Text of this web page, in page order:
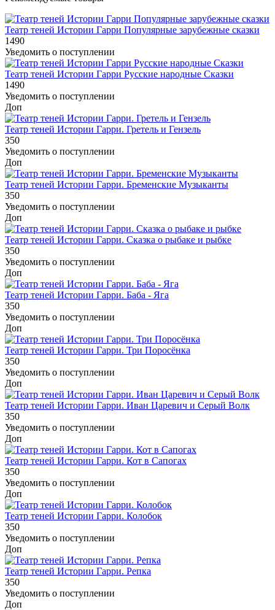
Театр теней Истории Гарри Популярные зарубежные сказки
1490
Уведомить о поступлении
Театр теней Истории Гарри Русские народные Сказки
1490
Уведомить о поступлении
Доп
Театр теней Истории Гарри. Гретель и Гензель
350
Уведомить о поступлении
Доп
Театр теней Истории Гарри. Бременские Музыканты
350
Уведомить о поступлении
Доп
Театр теней Истории Гарри. Сказка о рыбаке и рыбке
350
Уведомить о поступлении
Доп
Театр теней Истории Гарри. Баба - Яга
350
Уведомить о поступлении
Доп
Театр теней Истории Гарри. Три Поросёнка
350
Уведомить о поступлении
Доп
Театр теней Истории Гарри. Иван Царевич и Серый Волк
350
Уведомить о поступлении
Доп
Театр теней Истории Гарри. Кот в Сапогах
350
Уведомить о поступлении
Доп
Театр теней Истории Гарри. Колобок
350
Уведомить о поступлении
Доп
Театр теней Истории Гарри. Репка
350
Уведомить о поступлении
Доп